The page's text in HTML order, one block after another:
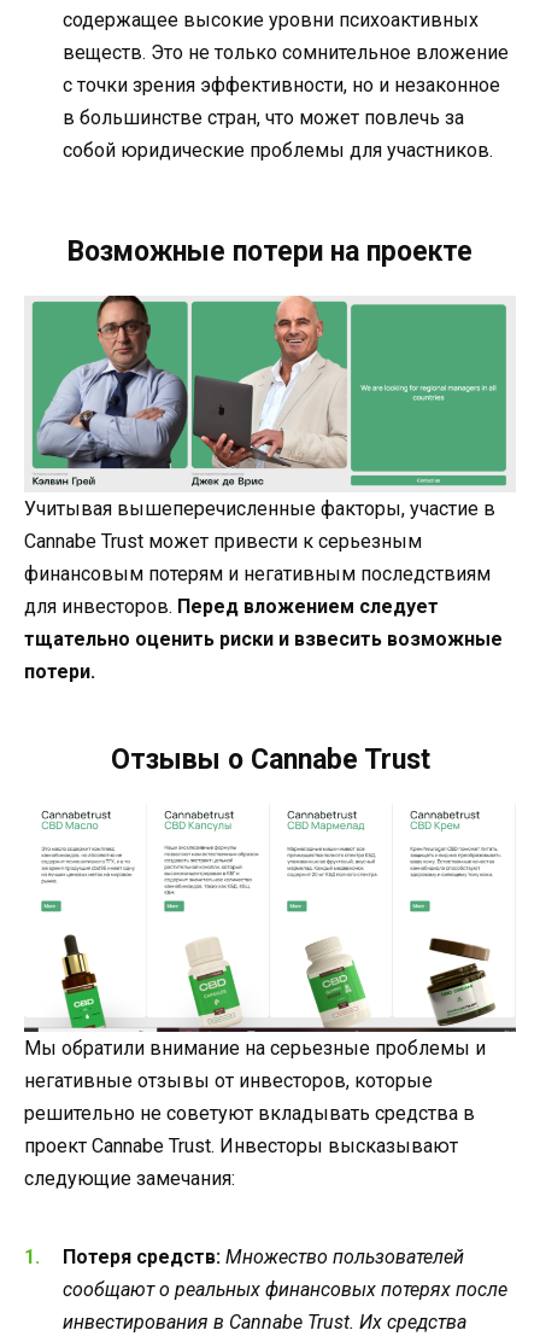
содержащее высокие уровни психоактивных
веществ. Это не только сомнительное вложение
с точки зрения эффективности, но и незаконное
в большинстве стран, что может повлечь за
собой юридические проблемы для участников.
Возможные потери на проекте
Учитывая вышеперечисленные факторы, участие в
Cannabe Trust может привести к серьезным
финансовым потерям и негативным последствиям
для инвесторов. Перед вложением следует
тщательно оценить риски и взвесить возможные
потери.
Отзывы о Cannabe Trust
Мы обратили внимание на серьезные проблемы и
негативные отзывы от инвесторов, которые
решительно не советуют вкладывать средства в
проект Cannabe Trust. Инвесторы высказывают
следующие замечания:
Потеря средств: Множество пользователей
сообщают о реальных финансовых потерях после
инвестирования в Cannabe Trust. Их средства